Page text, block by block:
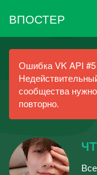
ВПОСТЕР
Ошибка VK API #5
сообщества
повторно.